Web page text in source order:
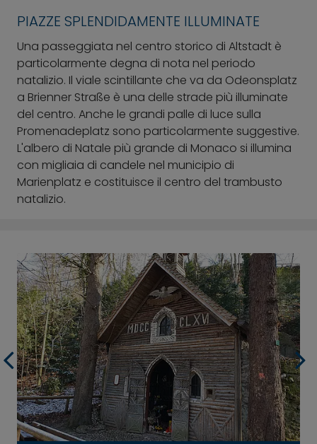
PIAZZE SPLENDIDAMENTE ILLUMINATE
Una passeggiata nel centro storico di Altstadt è
particolarmente degna di nota nel periodo
natalizio. Il viale scintillante che va da Odeonsplatz
a Brienner Straße è una delle strade più illuminate
del centro. Anche le grandi palle di luce sulla
Promenadeplatz sono particolarmente suggestive.
L'albero di Natale più grande di Monaco si illumina
con migliaia di candele nel municipio di
Marienplatz e costituisce il centro del trambusto
natalizio.